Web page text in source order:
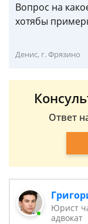
Вопрос на
хотябы
Денис, г. Фрязино
Ответ
Юрист
адвокат